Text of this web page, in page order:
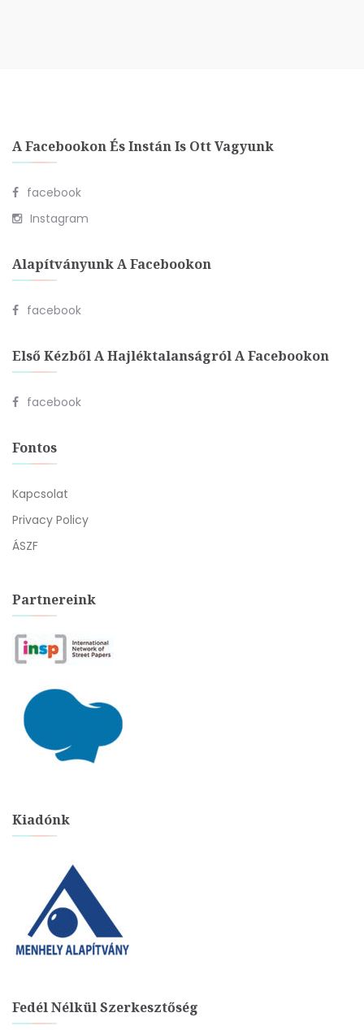
A Facebookon És Instán Is Ott Vagyunk
facebook
Instagram
Alapítványunk A Facebookon
facebook
Első Kézből A Hajléktalanságról A Facebookon
facebook
Fontos
Kapcsolat
Privacy Policy
ÁSZF
Partnereink
Kiadónk
Fedél Nélkül Szerkesztőség